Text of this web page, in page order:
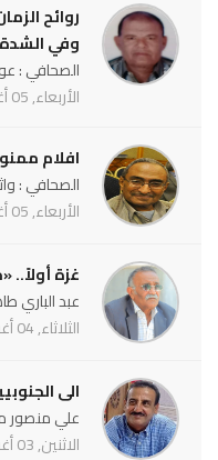
وفي
الصحافي :
الأربعاء, 05 أغسطس 2026 - 10:03 م
افلام
الصحافي :
الأربعاء, 05 أغسطس 2026 - 09:59 م
غزة أولاً..
عبد الباري
الثلاثاء, 04 أغسطس 2026 - 12:40 ص
الى
علي منصور
الاثنين, 03 أغسطس 2026 - 08:02 م